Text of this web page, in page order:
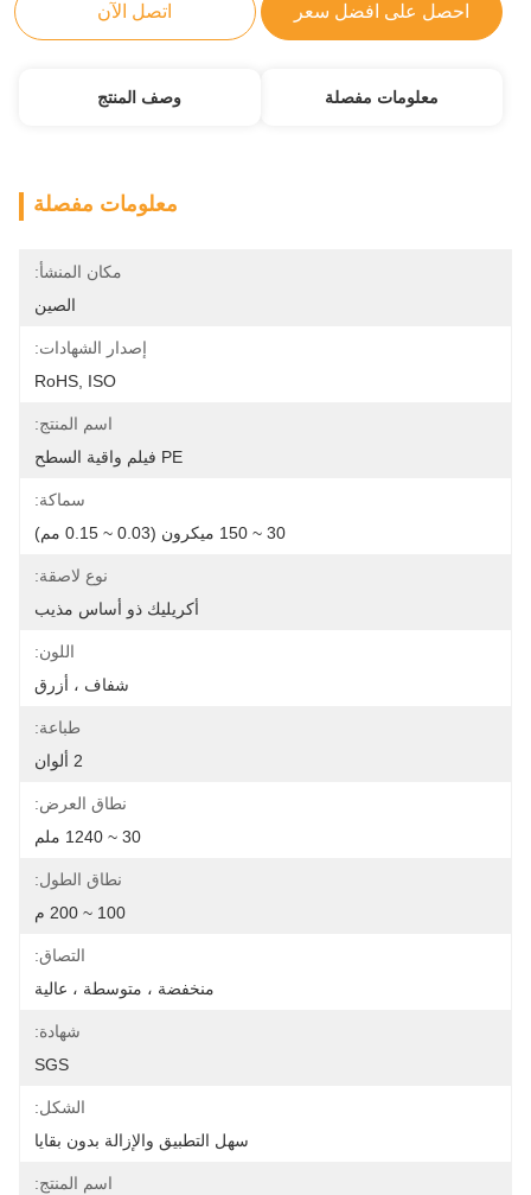
احصل على افضل سعر اتصل الآن
معلومات مفصلة وصف المنتج
معلومات مفصلة
مكان المنشأ:
الصين
إصدار الشهادات:
RoHS, ISO
اسم المنتج:
PE فيلم واقية السطح
سماكة:
30 ~ 150 ميكرون (0.03 ~ 0.15 مم)
نوع لاصقة:
أكريليك ذو أساس مذيب
اللون:
شفاف ، أزرق
طباعة:
نطاق العرض:
30 ~ 1240 ملم
نطاق الطول:
100 ~ 200 م
التصاق:
منخفضة ، متوسطة ، عالية
شهادة:
SGS
الشكل:
سهل التطبيق والإزالة بدون بقايا
اسم المنتج: